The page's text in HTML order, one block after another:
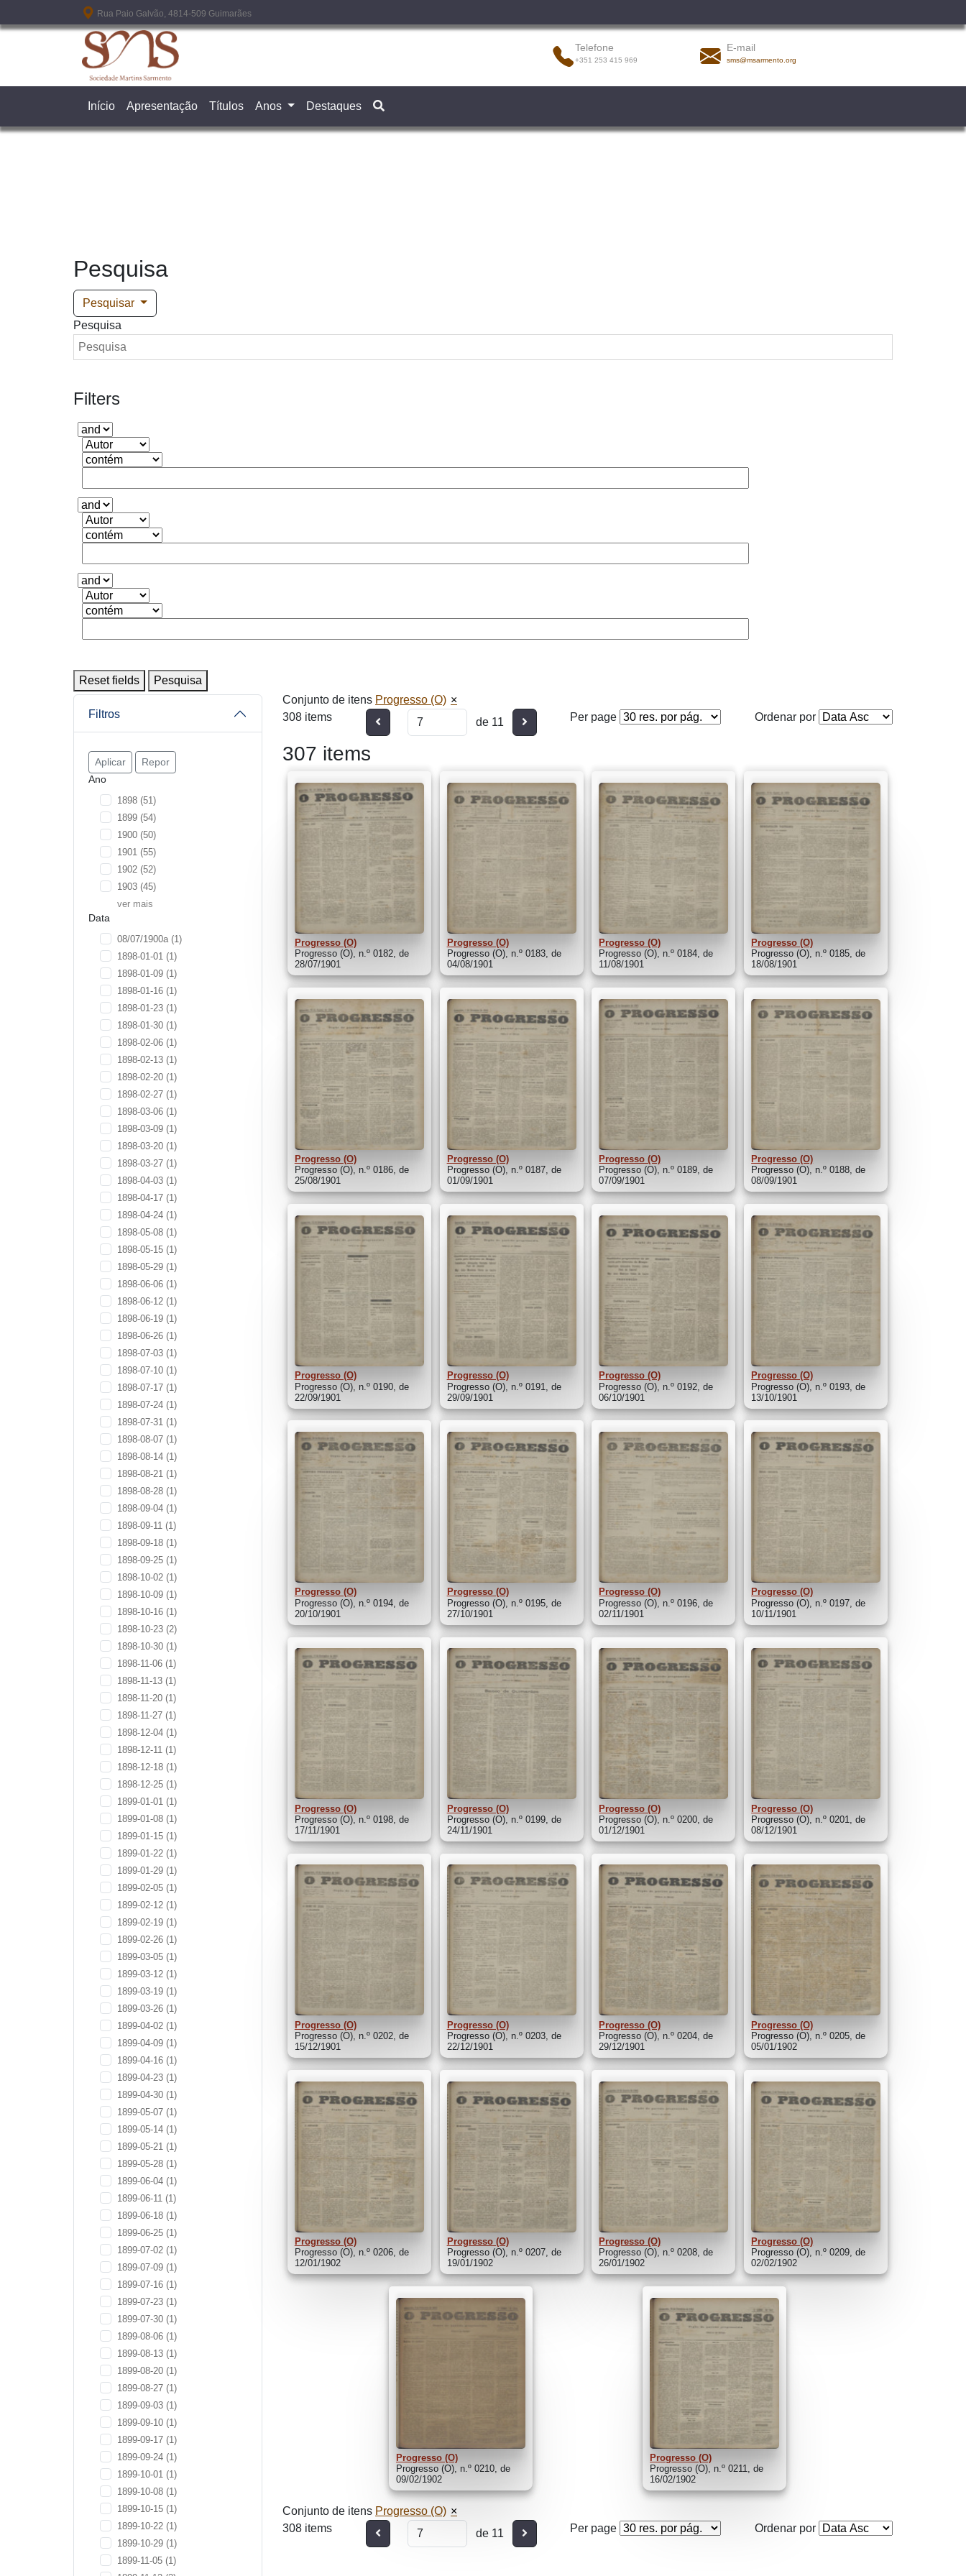
Passar para o conteúdo principalRua Paio Galvão, 4814-509 Guimarães
Telefone
+351 253 415 969
E-mail
sms@msarmento.org
Início Apresentação Títulos Anos Destaques
Pesquisa
Pesquisar
Pesquisa
Filters
Reset fields Pesquisa
Filtros
Aplicar
Repor
Ano
1898 (51)
1899 (54)
1900 (50)
1901 (55)
1902 (52)
1903 (45)
ver mais
Data
08/07/1900a (1)
1898-01-01 (1)
1898-01-09 (1)
1898-01-16 (1)
1898-01-23 (1)
1898-01-30 (1)
1898-02-06 (1)
1898-02-13 (1)
1898-02-20 (1)
1898-02-27 (1)
1898-03-06 (1)
1898-03-09 (1)
1898-03-20 (1)
1898-03-27 (1)
1898-04-03 (1)
1898-04-17 (1)
1898-04-24 (1)
1898-05-08 (1)
1898-05-15 (1)
1898-05-29 (1)
1898-06-06 (1)
1898-06-12 (1)
1898-06-19 (1)
1898-06-26 (1)
1898-07-03 (1)
1898-07-10 (1)
1898-07-17 (1)
1898-07-24 (1)
1898-07-31 (1)
1898-08-07 (1)
1898-08-14 (1)
1898-08-21 (1)
1898-08-28 (1)
1898-09-04 (1)
1898-09-11 (1)
1898-09-18 (1)
1898-09-25 (1)
1898-10-02 (1)
1898-10-09 (1)
1898-10-16 (1)
1898-10-23 (2)
1898-10-30 (1)
1898-11-06 (1)
1898-11-13 (1)
1898-11-20 (1)
1898-11-27 (1)
1898-12-04 (1)
1898-12-11 (1)
1898-12-18 (1)
1898-12-25 (1)
1899-01-01 (1)
1899-01-08 (1)
1899-01-15 (1)
1899-01-22 (1)
1899-01-29 (1)
1899-02-05 (1)
1899-02-12 (1)
1899-02-19 (1)
1899-02-26 (1)
1899-03-05 (1)
1899-03-12 (1)
1899-03-19 (1)
1899-03-26 (1)
1899-04-02 (1)
1899-04-09 (1)
1899-04-16 (1)
1899-04-23 (1)
1899-04-30 (1)
1899-05-07 (1)
1899-05-14 (1)
1899-05-21 (1)
1899-05-28 (1)
1899-06-04 (1)
1899-06-11 (1)
1899-06-18 (1)
1899-06-25 (1)
1899-07-02 (1)
1899-07-09 (1)
1899-07-16 (1)
1899-07-23 (1)
1899-07-30 (1)
1899-08-06 (1)
1899-08-13 (1)
1899-08-20 (1)
1899-08-27 (1)
1899-09-03 (1)
1899-09-10 (1)
1899-09-17 (1)
1899-09-24 (1)
1899-10-01 (1)
1899-10-08 (1)
1899-10-15 (1)
1899-10-22 (1)
1899-10-29 (1)
1899-11-05 (1)
Conjunto de itens Progresso (O)
308 items
Anterior de 11 Seguinte Per page Ordenar por
307 items
Progresso (O)
Progresso (O), n.º 0182, de
28/07/1901
Progresso (O)
Progresso (O), n.º 0183, de
04/08/1901
Progresso (O)
Progresso (O), n.º 0184, de
11/08/1901
Progresso (O)
Progresso (O), n.º 0185, de
18/08/1901
Progresso (O)
Progresso (O), n.º 0186, de
25/08/1901
Progresso (O)
Progresso (O), n.º 0187, de
01/09/1901
Progresso (O)
Progresso (O), n.º 0189, de
07/09/1901
Progresso (O)
Progresso (O), n.º 0188, de
08/09/1901
Progresso (O)
Progresso (O), n.º 0190, de
22/09/1901
Progresso (O)
Progresso (O), n.º 0191, de
29/09/1901
Progresso (O)
Progresso (O), n.º 0192, de
06/10/1901
Progresso (O)
Progresso (O), n.º 0193, de
13/10/1901
Progresso (O)
Progresso (O), n.º 0194, de
20/10/1901
Progresso (O)
Progresso (O), n.º 0195, de
27/10/1901
Progresso (O)
Progresso (O), n.º 0196, de
02/11/1901
Progresso (O)
Progresso (O), n.º 0197, de
10/11/1901
Progresso (O)
Progresso (O), n.º 0198, de
17/11/1901
Progresso (O)
Progresso (O), n.º 0199, de
24/11/1901
Progresso (O)
Progresso (O), n.º 0200, de
01/12/1901
Progresso (O)
Progresso (O), n.º 0201, de
08/12/1901
Progresso (O)
Progresso (O), n.º 0202, de
15/12/1901
Progresso (O)
Progresso (O), n.º 0203, de
22/12/1901
Progresso (O)
Progresso (O), n.º 0204, de
29/12/1901
Progresso (O)
Progresso (O), n.º 0205, de
05/01/1902
Progresso (O)
Progresso (O), n.º 0206, de
12/01/1902
Progresso (O)
Progresso (O), n.º 0207, de
19/01/1902
Progresso (O)
Progresso (O), n.º 0208, de
26/01/1902
Progresso (O)
Progresso (O), n.º 0209, de
02/02/1902
Progresso (O)
Progresso (O), n.º 0210, de
09/02/1902
Progresso (O)
Progresso (O), n.º 0211, de
16/02/1902
Conjunto de itens Progresso (O)
308 items
Anterior de 11 Seguinte Per page Ordenar por